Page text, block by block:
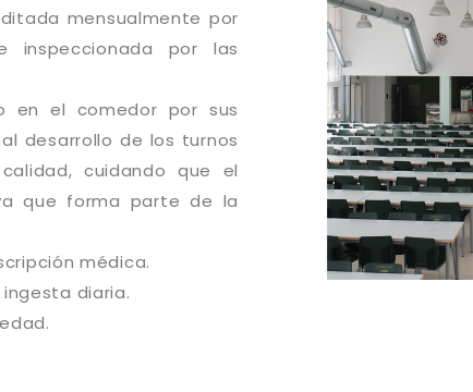
mensualmente por
inspeccionada por las
en el comedor por sus
desarrollo de los turnos
cuidando que el
que forma parte de la
médica.
diaria.